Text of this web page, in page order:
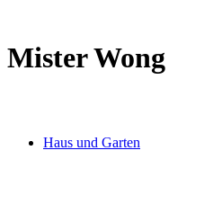
Mister Wong
Haus und Garten